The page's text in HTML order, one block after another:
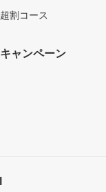
超割コース
キャンペーン